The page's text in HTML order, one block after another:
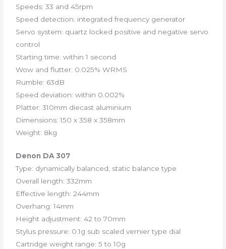
Speeds: 33 and 45rpm
Speed detection: integrated frequency generator
Servo system: quartz locked positive and negative servo
control
Starting time: within 1 second
Wow and flutter: 0.025% WRMS
Rumble: 63dB
Speed deviation: within 0.002%
Platter: 310mm diecast aluminium
Dimensions: 150 x 358 x 358mm
Weight: 8kg
Denon DA 307
Type: dynamically balanced, static balance type
Overall length: 332mm
Effective length: 244mm
Overhang: 14mm
Height adjustment: 42 to 70mm
Stylus pressure: 0.1g sub scaled vernier type dial
Cartridge weight range: 5 to 10g